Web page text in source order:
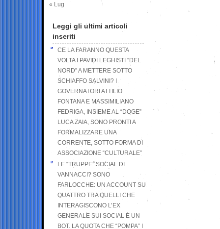
« Lug
Leggi gli ultimi articoli
inseriti
CE LA FARANNO QUESTA
VOLTA I PAVIDI LEGHISTI “DEL
NORD” A METTERE SOTTO
SCHIAFFO SALVINI? I
GOVERNATORI ATTILIO
FONTANA E MASSIMILIANO
FEDRIGA, INSIEME AL “DOGE”
LUCA ZAIA, SONO PRONTI A
FORMALIZZARE UNA
CORRENTE, SOTTO FORMA DI
ASSOCIAZIONE “CULTURALE”
LE “TRUPPE” SOCIAL DI
VANNACCI? SONO
FARLOCCHE: UN ACCOUNT SU
QUATTRO TRA QUELLI CHE
INTERAGISCONO L’EX
GENERALE SUI SOCIAL È UN
BOT. LA QUOTA CHE “POMPA” I